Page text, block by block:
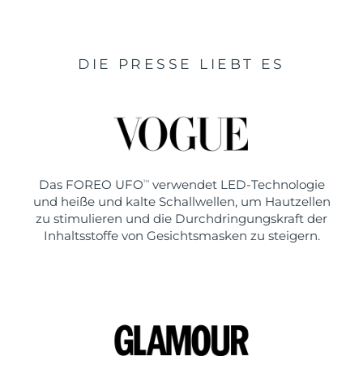
DIE PRESSE LIEBT ES
Das FOREO UFO TMverwendet LED-Technologie
und heiße und kalte Schallwellen, um Hautzellen
zu stimulieren und die Durchdringungskraft der
Inhaltsstoffe von Gesichtsmasken zu steigern.